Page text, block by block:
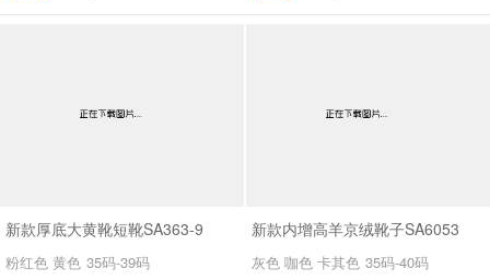
新款厚底大黄靴短靴SA363-9
粉红色 黄色 35码-39码
新款内增高羊京绒靴子SA6053
灰色 咖色 卡其色 35码-40码